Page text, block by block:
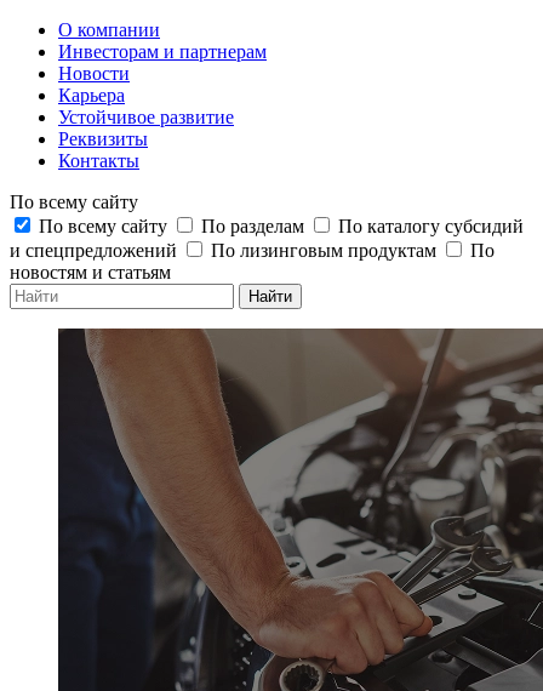
О компании
Инвесторам и партнерам
Новости
Карьера
Устойчивое развитие
Реквизиты
Контакты
По всему сайту
По всему сайту
По разделам
По каталогу субсидий
и спецпредложений
По лизинговым продуктам
По
новостям и статьям
Найти